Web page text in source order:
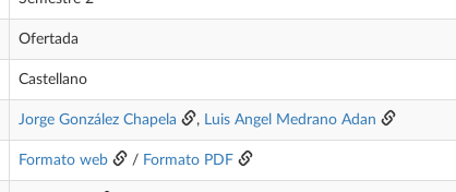
Ofertada
Castellano
Jorge González Chapela , Luis Angel Medrano Adan
Formato web / Formato PDF